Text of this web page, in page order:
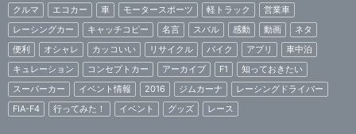
クルマ エコカー 車 モータースポーツ 軽トラック
営業車
レーシングカー
キャッチコピー 名言 スバル 感動 動画
ネタ
便利
オシャレ カッコいい リサイクル バイク アプリ
車中泊
キュレーション
コンセプトカー アーカイブ F1
知っておきたい
スーパーカー
イベント情報 2016 ジムカーナ
レーシングドライバー
FIA-F4
行ってみた！ イベント グッズ レース